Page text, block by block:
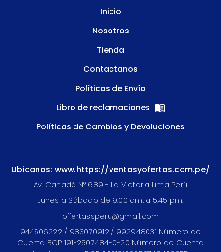
Inicio
Nosotros
Tienda
Contactanos
Políticas de Envío
Libro de reclamaciones
Políticas de Cambios y Devoluciones
Ubicanos: www.https://ventasyofertas.com.pe/
Av. Canadá N° 689 - La Victoria Lima Perú
Lunes a Sábado de 9:00 am. a 5:45 pm.
offertassperu@gmail.com
944506222 / 983070912 / 992948031 Número de
Cuenta BCP 191-2507484-0-20 Número de Cuenta